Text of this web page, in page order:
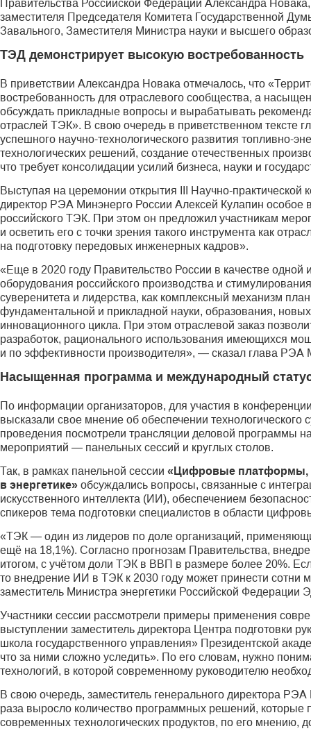
Правительства Российской Федерации Александра
заместителя Председателя Комитета Государственной
Завального, Заместителя Министра нау­ки и высшего
ТЭД демонстрирует высокую востребованность
В приветствии Александра Новака отмечалось, что
востребованность для отраслевого сообщества, а
обсуждать прикладные вопросы и вырабатывать
отраслей ТЭК». В свою очередь в приветственном тексте
успешного научно-технологического развития топливно-
технологических решений, создание отечественных
что требует консолидации усилий бизнеса, науки и
Выступая на церемонии открытия III Научно-практической
директор РЭА Минэнерго России Алексей Кулапин особое
российского ТЭК. При этом он предложил участникам
и осветить его с точки зрения такого инструмента как
на подготовку передовых инженерных кадров».
«Еще в 2020 году Правительство России в качестве одной
оборудования российского производства и
суверенитета и лидерства, как комплексный механизм
фундаментальной и прикладной науки, образования,
инновационного цикла. При этом отраслевой заказ
разработок, рационального использования имеющихся
и по эффективности производителя», — сказал глава РЭА
Насыщенная программа и международный
По информации организаторов, для участия в
высказали свое мнение об обеспечении
проведения посмотрели трансляции деловой программы
мероприятий — панельных сессий и круглых столов.
Так, в рамках панельной сессии «Цифровые платформы,
в энергетике» обсуждались вопросы, связанные с
искусственного интеллекта (ИИ), обеспечением
спикеров тема подготовки специалистов в области
«ТЭК — один из лидеров по доле организаций,
ещё на 18,1%). Согласно прогнозам Правительства,
итогом, с учётом доли ТЭК в ВВП в размере более 20%.
то внедрение ИИ в ТЭК к 2030 году может принести сотни
заместитель Министра энергетики Российской Федерации
Участники сессии рассмотрели примеры применения
выступлении заместитель директора Центра подготовки
школа государственного управления» Президентской
что за ними сложно уследить». По его словам, нужно
технологий, в которой современному руководителю
В свою очередь, заместитель генерального директора
раза выросло количество программных решений,
современных технологических продуктов, по его мнению,